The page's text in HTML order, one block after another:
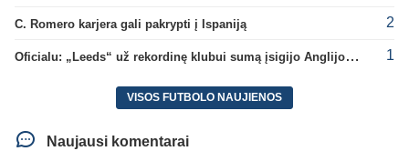
C. Romero karjera gali pakrypti į Ispaniją 2
Oficialu: „Leeds“ už rekordinę klubui sumą įsigijo Anglijos rinktinės vartininką 1
VISOS FUTBOLO NAUJIENOS
Naujausi komentarai